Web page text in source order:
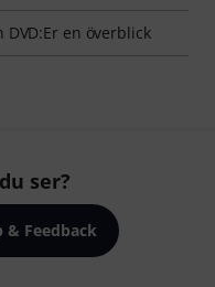
en överblick
ser?
& Feedback